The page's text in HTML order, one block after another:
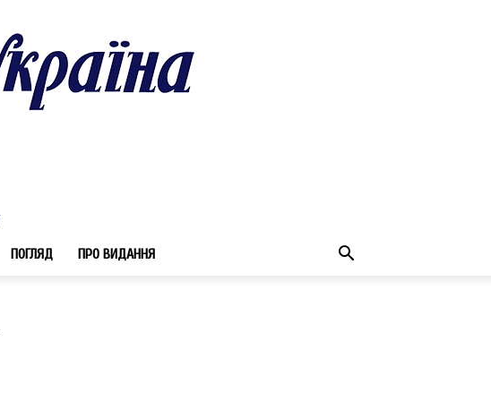
ПОГЛЯД ПРО ВИДАННЯ